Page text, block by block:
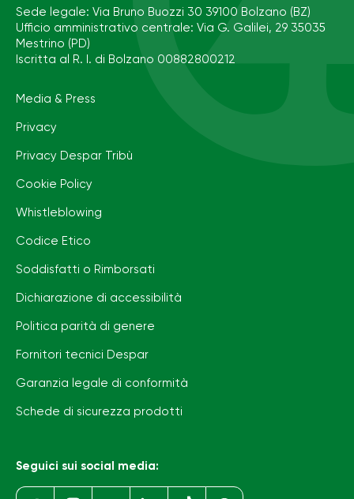
Sede legale: Via Bruno Buozzi 30 39100 Bolzano (BZ)
Ufficio amministrativo centrale: Via G. Galilei, 29 35035
Mestrino (PD)
Iscritta al R. I. di Bolzano 00882800212
Media & Press
Privacy
Privacy Despar Tribù
Cookie Policy
Whistleblowing
Codice Etico
Soddisfatti o Rimborsati
Dichiarazione di accessibilità
Politica parità di genere
Fornitori tecnici Despar
Garanzia legale di conformità
Schede di sicurezza prodotti
Seguici sui social media: